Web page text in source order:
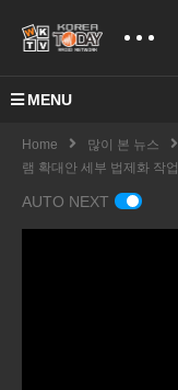
MENU
Home 많이 본 뉴스
램 확대안 세부 법제화 작
AUTO NEXT